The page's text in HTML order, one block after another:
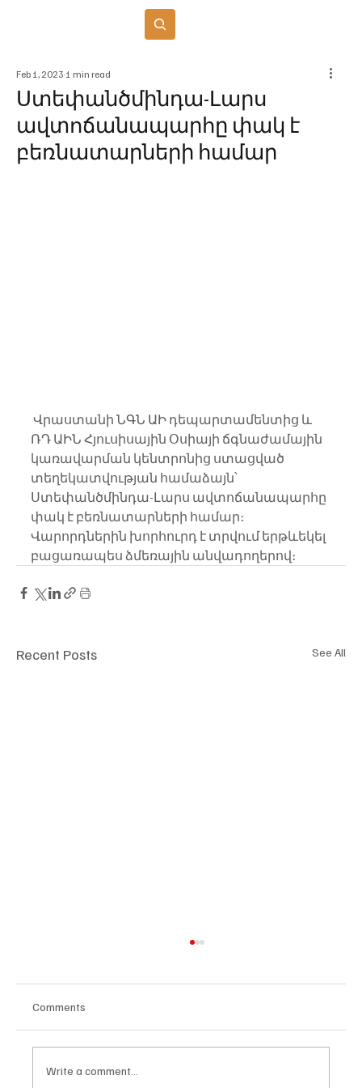
Ստեփանծմինդա-Լարս
ավտոճանապարհը փակ է
բեռնատարների համար
Feb 1, 2023 1 min read
ՌԴ ԱԻՆ Հյուսիսային Օսիայի ճգնաժամային
կառավարման կենտրոնից ստացված
տեղեկատվության համաձայն՝
Ստեփանծմինդա-Լարս ավտոճանապարհը
փակ է բեռնատարների համար։
Վարորդներին խորհուրդ է տրվում երթևեկել
բացառապես ձմեռային անվադողերով։
Recent Posts See All
Comments
Write a comment...